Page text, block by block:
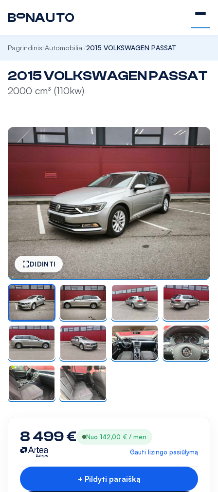
Pagrindinis/Automobiliai/2015 VOLKSWAGEN PASSAT
2015 VOLKSWAGEN PASSAT
2000 cm³ (110kw)
DIDINTI
8 499 €
Nuo 142,00 € / mėn
Gauti lizingo pasiūlymą
+ Pildyti paraišką